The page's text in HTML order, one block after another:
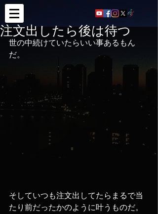
注文出したら後は待つ
世の中続けていたらいい事あるもん
だ。
そしていつも注文出してたらまるで当
たり前だったかのように叶うものだ。